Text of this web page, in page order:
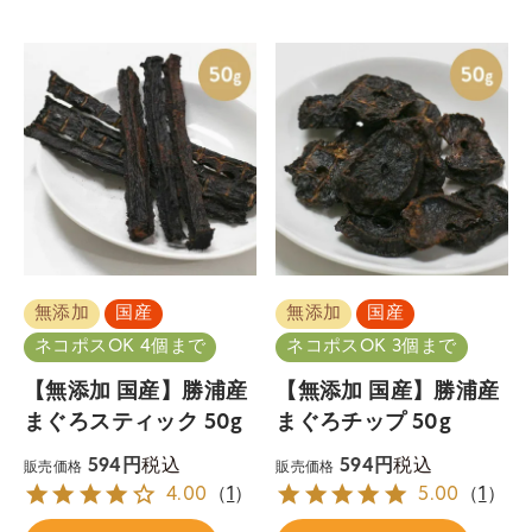
無添加
国産
ネコポスOK 4個まで
【無添加 国産】勝浦産
まぐろスティック 50g
販売価格 594 税込
4.00 （1 ）
無添加
国産
ネコポスOK 3個まで
【無添加 国産】勝浦産
まぐろチップ 50g
販売価格 594 税込
5.00 （1 ）